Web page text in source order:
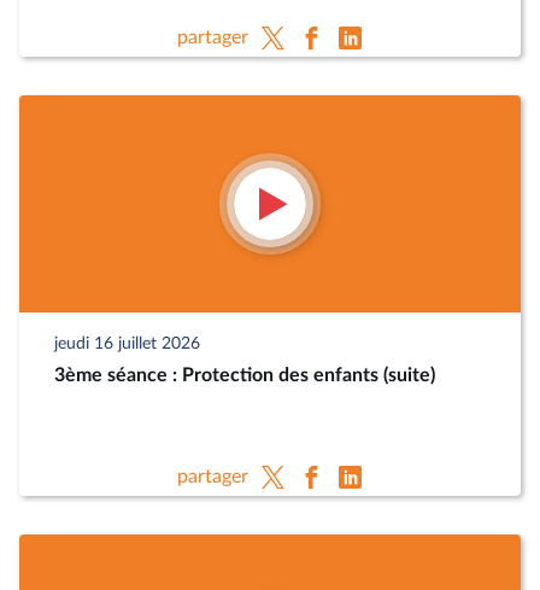
partager
jeudi 16 juillet 2026
3ème séance : Protection des enfants (suite)
partager